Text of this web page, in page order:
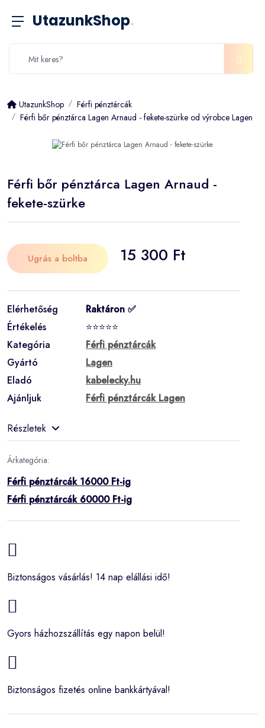
UtazunkShop.
UtazunkShop
Férfi pénztárcák
Férfi bőr pénztárca Lagen Arnaud - fekete-szürke od výrobce Lagen
Férfi bőr pénztárca Lagen Arnaud -
fekete-szürke
Ugrás a boltba 15 300 Ft
Elérhetőség
Raktáron ✅
Értékelés
⭐⭐⭐⭐⭐
Kategória
Férfi pénztárcák
Gyártó
Lagen
Eladó
kabelecky.hu
Ajánljuk
Férfi pénztárcák Lagen
Részletek
Árkategória:
Férfi pénztárcák 16000 Ft-ig
Férfi pénztárcák 60000 Ft-ig
Biztonságos vásárlás! 14 nap elállási idő!
Gyors házhozszállítás egy napon belül!
Biztonságos fizetés online bankkártyával!